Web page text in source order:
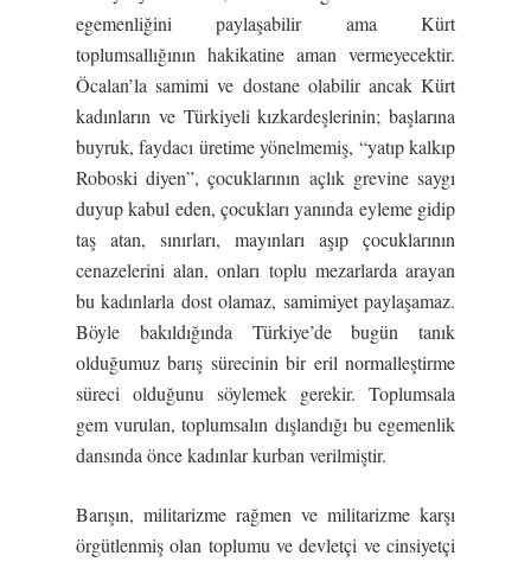
egemenliğini paylaşabilir ama Kürt
toplumsallığının hakikatine aman vermeyecektir.
Öcalan’la samimi ve dostane olabilir ancak Kürt
kadınların ve Türkiyeli kızkardeşlerinin; başlarına
buyruk, faydacı üretime yönelmemiş, “yatıp kalkıp
Roboski diyen”, çocuklarının açlık grevine saygı
duyup kabul eden, çocukları yanında eyleme gidip
taş atan, sınırları, mayınları aşıp çocuklarının
cenazelerini alan, onları toplu mezarlarda arayan
bu kadınlarla dost olamaz, samimiyet paylaşamaz.
Böyle bakıldığında Türkiye’de bugün tanık
olduğumuz barış sürecinin bir eril normalleştirme
süreci olduğunu söylemek gerekir. Toplumsala
gem vurulan, toplumsalın dışlandığı bu egemenlik
dansında önce kadınlar kurban verilmiştir.
Barışın, militarizme rağmen ve militarizme karşı
örgütlenmiş olan toplumu ve devletçi ve cinsiyetçi